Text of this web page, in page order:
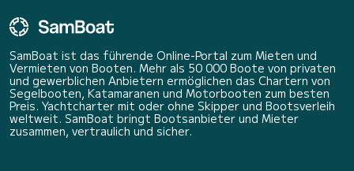
SamBoat ist das führende Online-Portal zum Mieten und
Vermieten von Booten. Mehr als 50 000 Boote von privaten
und gewerblichen Anbietern ermöglichen das Chartern von
Segelbooten, Katamaranen und Motorbooten zum besten
Preis. Yachtcharter mit oder ohne Skipper und Bootsverleih
weltweit. SamBoat bringt Bootsanbieter und Mieter
zusammen, vertraulich und sicher.